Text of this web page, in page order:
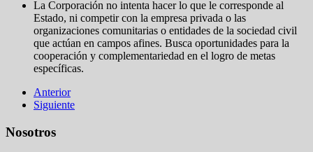
La Corporación no intenta hacer lo que le corresponde al
Estado, ni competir con la empresa privada o las
organizaciones comunitarias o entidades de la sociedad civil
que actúan en campos afines. Busca oportunidades para la
cooperación y complementariedad en el logro de metas
específicas.
Anterior
Siguiente
Nosotros